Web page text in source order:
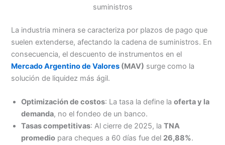
suministros
La industria minera se caracteriza por plazos de pago que
suelen extenderse, afectando la cadena de suministros. En
consecuencia, el descuento de instrumentos en el
Mercado Argentino de Valores (MAV) surge como la
solución de liquidez más ágil.
Optimización de costos: La tasa la define laoferta y la
demanda, no el fondeo de un banco.
Tasas competitivas: Al cierre de 2025, laTNA
promedio para cheques a 60 días fue del 26,88%.